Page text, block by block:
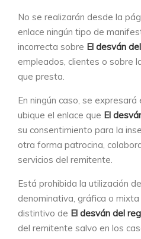
No se realizarán desde la
enlace ningún tipo de
incorrecta sobre El desván
empleados, clientes o sobre
que presta.
En ningún caso, se
ubique el enlace que El
su consentimiento para la
otra forma patrocina,
servicios del remitente.
Está prohibida la utilización
denominativa, gráfica o
distintivo de El desván del
del remitente salvo en los